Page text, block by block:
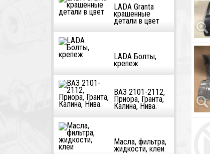
LADA Granta
крашенные
детали в цвет
LADA Болты,
крепеж
ВАЗ 2101-2112,
Приора, Гранта,
Калина, Нива.
Масла, фильтра,
жидкости, клеи